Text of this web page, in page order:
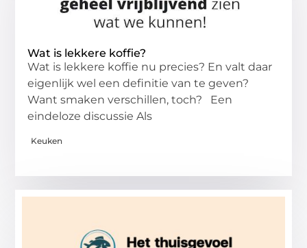
Wat is lekkere koffie?
Wat is lekkere koffie nu precies? En valt daar
eigenlijk wel een definitie van te geven?
Want smaken verschillen, toch? Een
eindeloze discussie Als
Keuken